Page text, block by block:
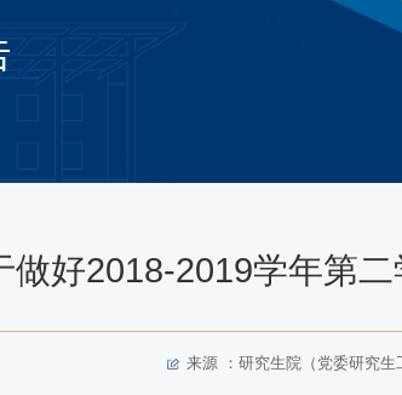
做好2018-2019学年第
来源 ：研究生院（党委研究生